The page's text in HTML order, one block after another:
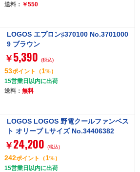
送料： ￥550
LOGOS エプロン♯370100 No.3701000
9 ブラウン
￥ 5,390 (税込)
53ポイント （1%）
15営業日以内に出荷
送料： 無料
LOGOS LOGOS 野電クールファンベス
ト オリーブ Lサイズ No.34406382
￥ 24,200 (税込)
242ポイント （1%）
15営業日以内に出荷